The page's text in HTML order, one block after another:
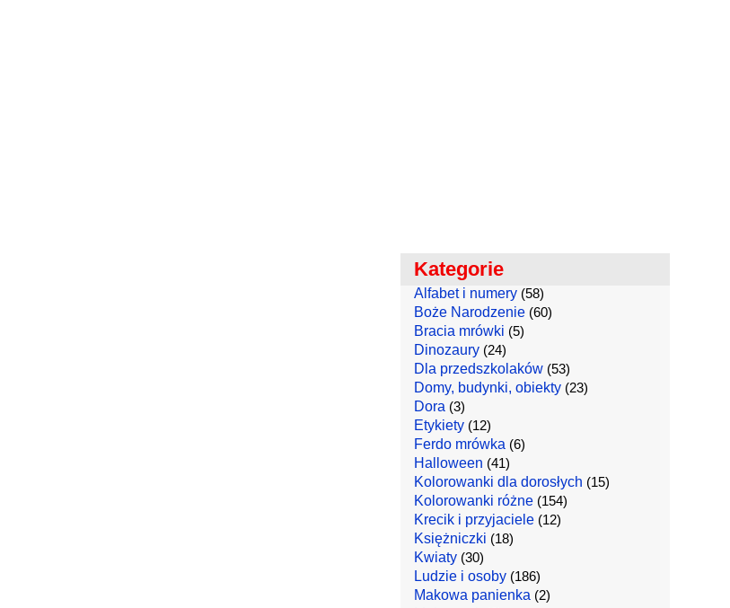
Kategorie
Alfabet i numery(58)
Boże Narodzenie(60)
Bracia mrówki (5)
Dinozaury(24)
Dla przedszkolaków(53)
Domy, budynki, obiekty(23)
Dora (3)
Etykiety(12)
Ferdo mrówka (6)
Halloween (41)
Kolorowanki dla dorosłych (15)
Kolorowanki różne(154)
Krecik i przyjaciele(12)
Księżniczki (18)
Kwiaty(30)
Ludzie i osoby(186)
Makowa panienka (2)